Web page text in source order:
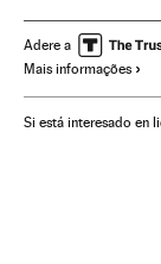
Operação Lava
Ministério da
Crises políticas
Adere a
Mais informações
Si está interesado en